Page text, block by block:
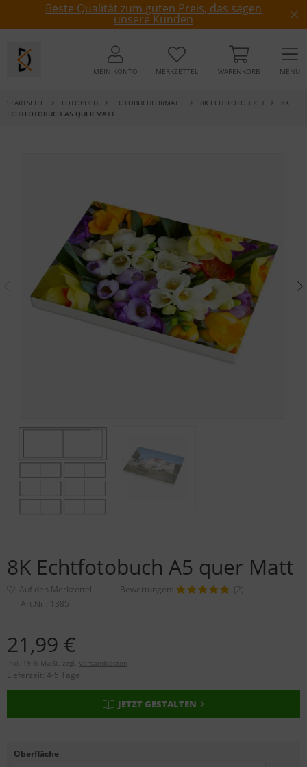
Beste Qualität zum guten Preis, das sagen
unsere Kunden
MEIN KONTO MERKZETTEL WARENKORB MENÜ
STARTSEITE FOTOBUCH FOTOBUCHFORMATE 8K ECHTFOTOBUCH
8K
ECHTFOTOBUCH A5 QUER MATT
8K Echtfotobuch A5 quer Matt
Bewertungen:
(2)
Art.Nr.: 1385
21,99 €
inkl. 19 % MwSt. zzgl. Versandkosten
Lieferzeit: 4-5 Tage
JETZT GESTALTEN
Oberfläche